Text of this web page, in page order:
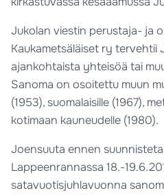
Jukolan viestin perustaja- ja
Kaukametsäläiset ry tervehtii
ajankohtaista yhteisöä tai
Sanoma on osoitettu muun
(1953), suomalaisille (1967),
kotimaan kauneudelle (1980).
Joensuuta ennen
Lappeenrannassa 18.-
satavuotisjuhlavuonna